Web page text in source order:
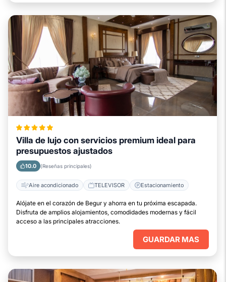
Villa de lujo con servicios premium ideal para
presupuestos ajustados
10.0 (Reseñas principales)
Aire acondicionado TELEVISOR Estacionamiento
Alójate en el corazón de Begur y ahorra en tu próxima escapada.
Disfruta de amplios alojamientos, comodidades modernas y fácil
acceso a las principales atracciones.
GUARDAR MAS